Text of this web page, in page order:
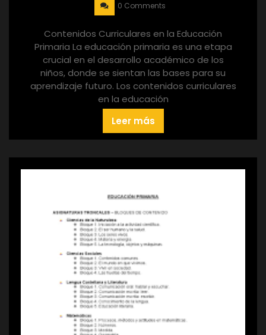
0 Comments
Contenidos Curriculares en la Educación
Primaria La educación primaria es una etapa
crucial en el desarrollo académico de los
niños, donde se sientan las bases para su
aprendizaje futuro. Los contenidos curriculares
en la educación
Leer más